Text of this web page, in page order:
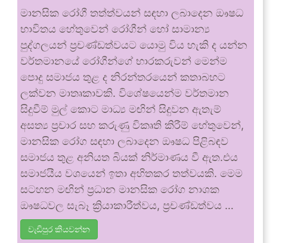
මානසික රෝගී තත්ත්වයන් සඳහා ලබාදෙන ඖෂධ
භාවිතය හේතුවෙන් රෝගීන් හෝ සාමාන්‍ය
පුද්ගලයන් ප්‍රචණ්ඩත්වයට යොමු විය හැකි ද යන්න
වර්තමානයේ රෝගීන්ගේ භාරකරුවන් මෙන්ම
පොදු සමාජය තුළ ද නිරන්තරයෙන් කතාබහට
ලක්වන මාතෘකාවකි. විශේෂයෙන්ම වර්තමාන
සිදුවීම් මුල් කොට මාධ්‍ය මඟින් සිදුවන ඇතැම්
අසත්‍ය ප්‍රචාර සහ කරුණු විකෘති කිරීම් හේතුවෙන්,
මානසික රෝග සඳහා ලබාදෙන ඖෂධ පිළිබඳව
සමාජය තුළ අනියත බියක් නිර්මාණය වී ඇත.එය
සමාජයීය වශයෙන් ඉතා අහිතකර තත්වයකි. මෙම
සටහන මඟින් ප්‍රධාන මානසික රෝග නාශක
ඖෂධවල සැබෑ ක්‍රියාකාරීත්වය, ප්‍රචණ්ඩත්වය …
වැඩිපුර කියවන්න